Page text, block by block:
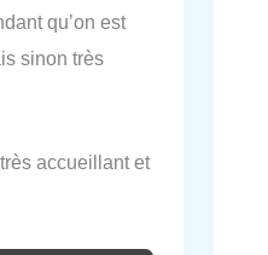
qu’on est
sinon très
accueillant et